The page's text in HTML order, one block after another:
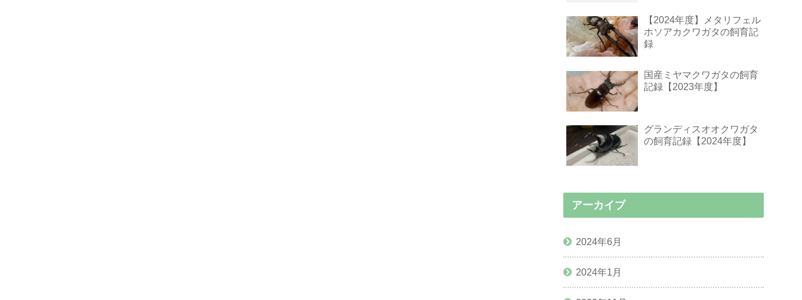
【2024年度】メタリフェル
ホソアカクワガタの飼育記
録
国産ミヤマクワガタの飼育
記録【2023年度】
グランディスオオクワガタ
の飼育記録【2024年度】
アーカイブ
2024年6月
2024年1月